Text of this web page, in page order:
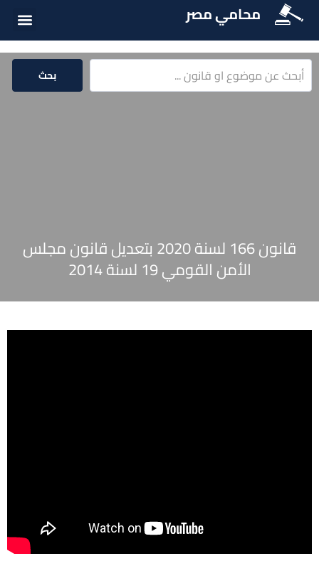
محامي مصر
بحث
قانون 166 لسنة 2020 بتعديل قانون مجلس
الأمن القومي 19 لسنة 2014